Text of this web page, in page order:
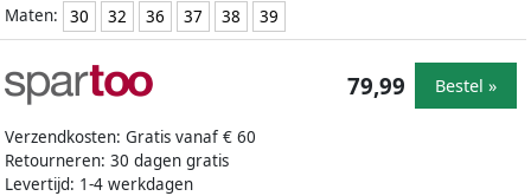
Maten:
30 32 36 37 38 39
Verzendkosten: Gratis vanaf € 60
Retourneren: 30 dagen gratis
Levertijd: 1-4 werkdagen
79,99 Bestel »